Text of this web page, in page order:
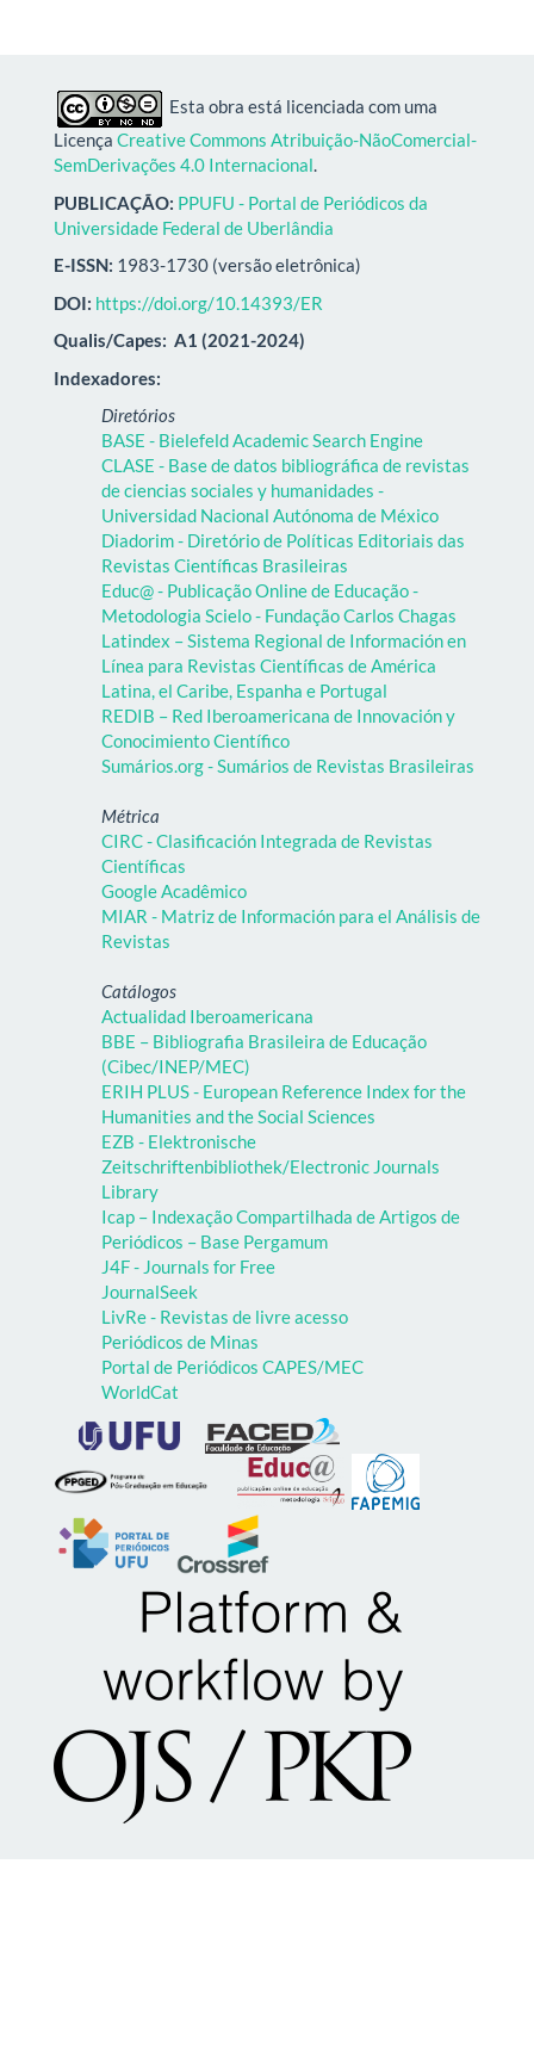
Esta obra está licenciada com uma
Licença Creative Commons Atribuição-NãoComercial-
SemDerivações 4.0 Internacional.
PUBLICAÇÃO: PPUFU - Portal de Periódicos da
Universidade Federal de Uberlândia
E-ISSN: 1983-1730 (versão eletrônica)
DOI: https://doi.org/10.14393/ER
Qualis/Capes: A1 (2021-2024)
Indexadores:
Diretórios
BASE - Bielefeld Academic Search Engine
CLASE - Base de datos bibliográfica de revistas
de ciencias sociales y humanidades -
Universidad Nacional Autónoma de México
Diadorim - Diretório de Políticas Editoriais das
Revistas Científicas Brasileiras
Educ@ - Publicação Online de Educação -
Metodologia Scielo - Fundação Carlos Chagas
Latindex – Sistema Regional de Información en
Línea para Revistas Científicas de América
Latina, el Caribe, Espanha e Portugal
REDIB – Red Iberoamericana de Innovación y
Conocimiento Científico
Sumários.org - Sumários de Revistas Brasileiras
Métrica
CIRC - Clasificación Integrada de Revistas
Científicas
Google Acadêmico
MIAR - Matriz de Información para el Análisis de
Revistas
Catálogos
Actualidad Iberoamericana
BBE – Bibliografia Brasileira de Educação
(Cibec/INEP/MEC)
ERIH PLUS - European Reference Index for the
Humanities and the Social Sciences
EZB - Elektronische
Zeitschriftenbibliothek/Electronic Journals
Library
Icap – Indexação Compartilhada de Artigos de
Periódicos – Base Pergamum
J4F - Journals for Free
JournalSeek
LivRe - Revistas de livre acesso
Periódicos de Minas
Portal de Periódicos CAPES/MEC
WorldCat